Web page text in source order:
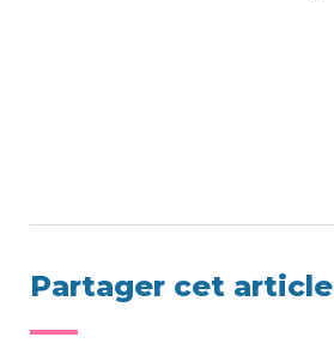
Partager cet article